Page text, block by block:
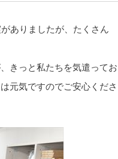
ありましたが、たくさん
きっと私たちを気遣ってお
元気ですのでご安心くださ